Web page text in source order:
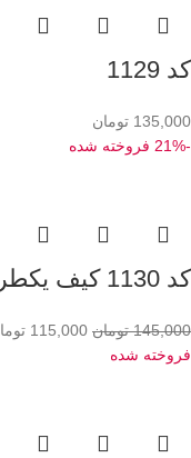
کد 1129
135,000 تومان
-21%
فروخته شده
کد 1130 کیف یکطرفه دخترانه LV
145,000 تومان 115,000
فروخته شده